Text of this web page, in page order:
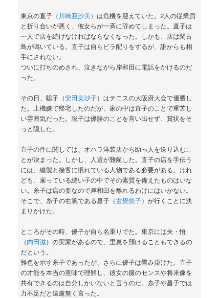
東京の直子（ 川崎亜沙美）は危機を迎えていた。2人の従業員
と折り合いが悪く、彼女らが一斉に辞めてしまった。直子は
一人で店を続けなければならなくなった。しかも、店は閑古
鳥が鳴いている。直子は自らビラ配りをするが、誰からも相
手にされない。
ついに打ちのめされ、泣きながら岸和田に電話をかけるのだ
った。
その日、聡子（安田美沙子）はテニスの大阪府大会で優勝し
た。上機嫌で帰宅したのだが、家の中は直子のことで重苦し
い雰囲気だった。聡子は優勝のことを言い出せず、賞状をそ
っと隠した。
直子の件に関しては、オハラ洋装店から助っ人を送り込むこ
とが決まった。しかし、人選が難航した。直子の店を手伝う
には、縫製と接客に慣れている人物である必要がある。けれ
ども、雇っている縫い子の中でその素質を備えたものはいな
い。糸子は店の要なので岸和田を離れるわけにはいかない。
そこで、糸子の右腕である昌子（玄覺悠子）が行くことに決
まりかけた。
ところがその時、優子が自ら名乗りでた。東京には夫・悟
（内田滋）の実家があるので、里恵を預けることもできるの
だという。
難色を示す糸子であったが、さらに優子は畳み掛けた。直子
の才能を本当の意味で理解し、彼女の服のセンスや将来像を
共有できるのは自分しかいないと言うのだ。糸子や昌子では
力不足だと遠慮無く言った。